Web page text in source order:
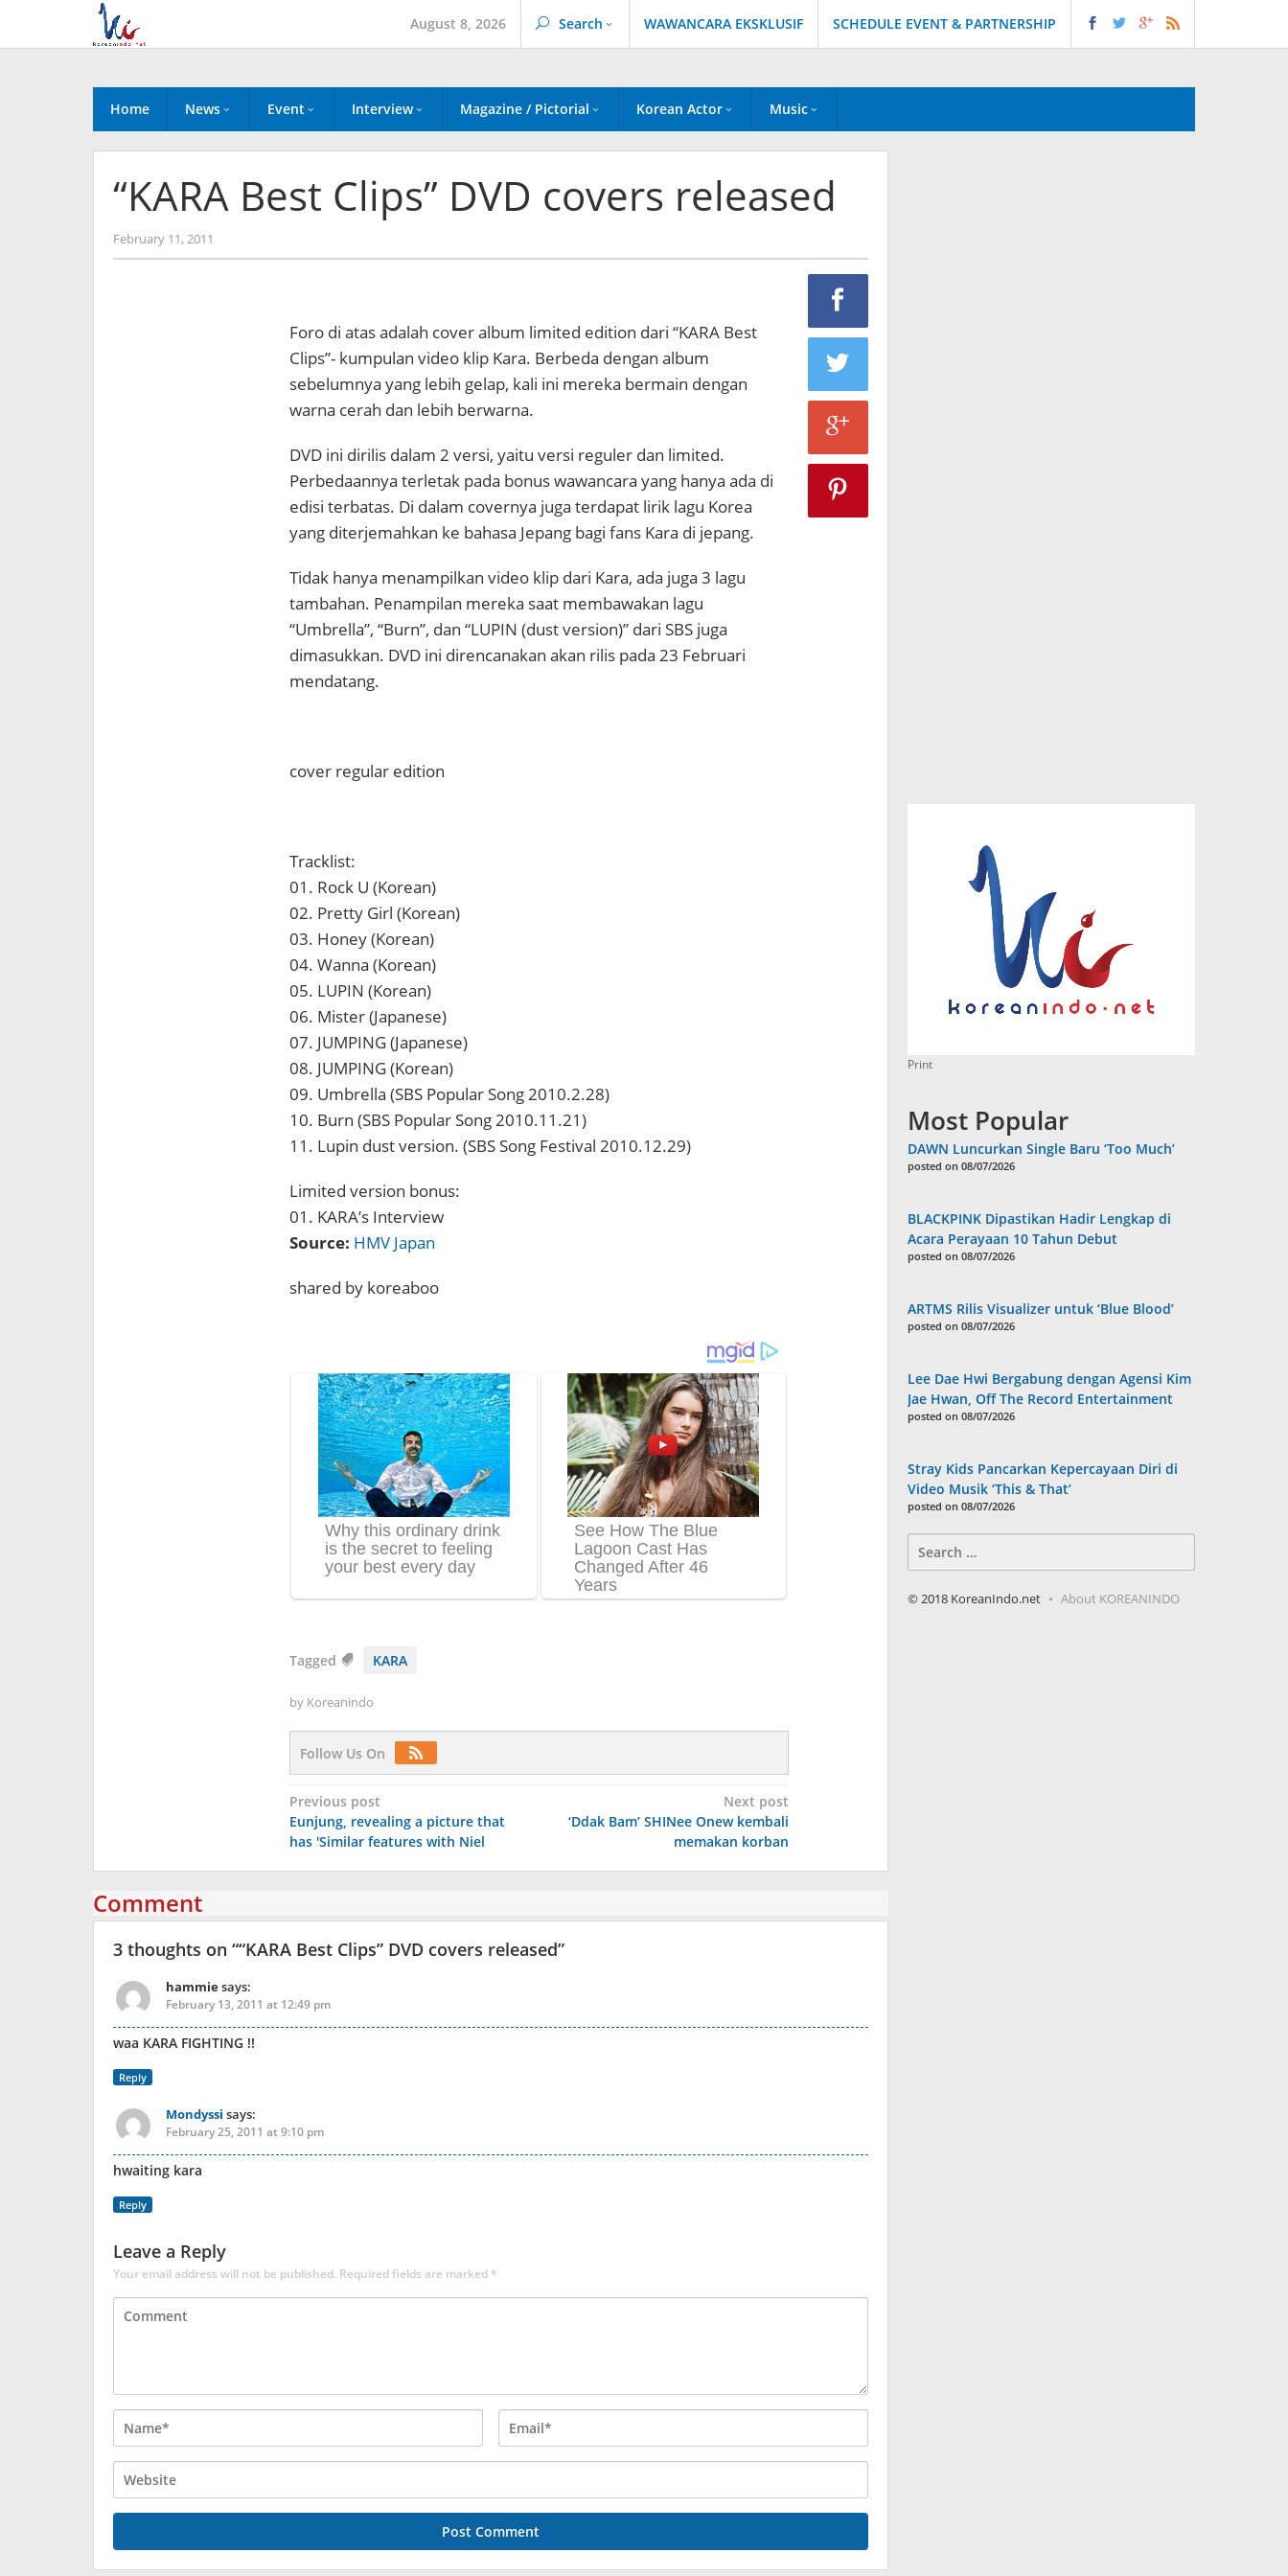
content
August 8, 2026 Search WAWANCARA EKSKLUSIF SCHEDULE EVENT & PARTNERSHIP
Home News Event Interview Magazine / Pictorial Korean Actor Music
“KARA Best Clips” DVD covers released
February 11, 2011
Koreanindo
Foro di atas adalah cover album limited edition dari “KARA Best
Clips”- kumpulan video klip Kara. Berbeda dengan album
sebelumnya yang lebih gelap, kali ini mereka bermain dengan
warna cerah dan lebih berwarna.
DVD ini dirilis dalam 2 versi, yaitu versi reguler dan limited.
Perbedaannya terletak pada bonus wawancara yang hanya ada di
edisi terbatas. Di dalam covernya juga terdapat lirik lagu Korea
yang diterjemahkan ke bahasa Jepang bagi fans Kara di jepang.
Tidak hanya menampilkan video klip dari Kara, ada juga 3 lagu
tambahan. Penampilan mereka saat membawakan lagu
“Umbrella”, “Burn”, dan “LUPIN (dust version)” dari SBS juga
dimasukkan. DVD ini direncanakan akan rilis pada 23 Februari
mendatang.
cover regular edition
Tracklist:
01. Rock U (Korean)
02. Pretty Girl (Korean)
03. Honey (Korean)
04. Wanna (Korean)
05. LUPIN (Korean)
06. Mister (Japanese)
07. JUMPING (Japanese)
08. JUMPING (Korean)
09. Umbrella (SBS Popular Song 2010.2.28)
10. Burn (SBS Popular Song 2010.11.21)
11. Lupin dust version. (SBS Song Festival 2010.12.29)
Limited version bonus:
01. KARA’s Interview
Source: HMV Japan
shared by koreaboo
Tagged KARA
by Koreanindo
Follow Us On
Post
navigation
Previous post
Eunjung, revealing a picture that
has ′Similar features with Niel
Next post
‘Ddak Bam’ SHINee Onew kembali
memakan korban
Comment
3 thoughts on ““KARA Best Clips” DVD covers released”
hammiesays:
February 13, 2011 at 12:49 pm
waa KARA FIGHTING !!
Reply
Mondyssi says:
February 25, 2011 at 9:10 pm
hwaiting kara
Reply
Leave a Reply
Your email address will not be published. Required fields are marked*
Print
Most Popular
DAWN Luncurkan Single Baru ‘Too Much’
posted on 08/07/2026
BLACKPINK Dipastikan Hadir Lengkap di
Acara Perayaan 10 Tahun Debut
posted on 08/07/2026
ARTMS Rilis Visualizer untuk ‘Blue Blood’
posted on 08/07/2026
Lee Dae Hwi Bergabung dengan Agensi Kim
Jae Hwan, Off The Record Entertainment
posted on 08/07/2026
Stray Kids Pancarkan Kepercayaan Diri di
Video Musik ‘This & That’
posted on 08/07/2026
for:
© 2018 KoreanIndo.net About KOREANINDO